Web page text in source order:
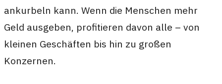
ankurbeln kann. Wenn die Menschen mehr
Geld ausgeben, profitieren davon alle – von
kleinen Geschäften bis hin zu großen
Konzernen.